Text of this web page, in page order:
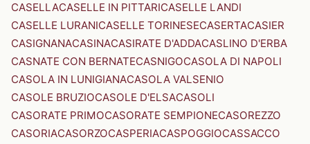
CASELLACASELLE IN PITTARICASELLE LANDI
CASELLE LURANICASELLE TORINESECASERTACASIER
CASIGNANACASINACASIRATE D'ADDACASLINO D'ERBA
CASNATE CON BERNATECASNIGOCASOLA DI NAPOLI
CASOLA IN LUNIGIANACASOLA VALSENIO
CASOLE BRUZIOCASOLE D'ELSACASOLI
CASORATE PRIMOCASORATE SEMPIONECASOREZZO
CASORIACASORZOCASPERIACASPOGGIOCASSACCO